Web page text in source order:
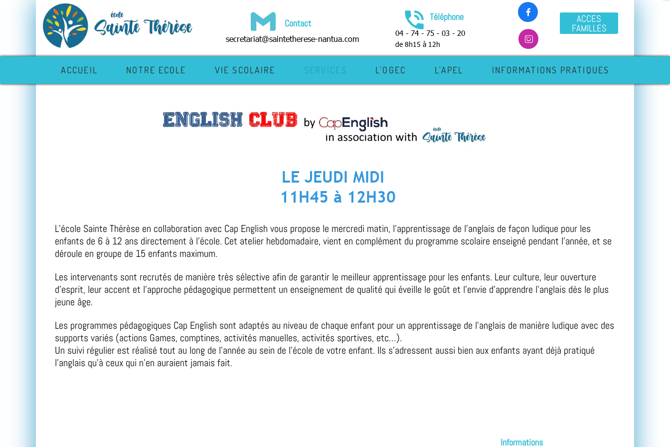
ACCUEIL NOTRE ECOLE VIE SCOLAIRE SERVICES L'OGEC L'APEL INFORMATIONS PRATIQUES
Contact
secretariat@saintetherese-nantua.com
phone_in_talk Téléphone
04 - 74 - 75 - 03 - 20
de 8h15 à 12h
Informations


ACCES
FAMILLES
LE JEUDI MIDI
11H45 à 12H30
L’école Sainte Thérèse en collaboration avec Cap English vous propose le mercredi matin, l’apprentissage de l’anglais de façon ludique pour les
enfants de 6 à 12 ans directement à l’école. Cet atelier hebdomadaire, vient en complément du programme scolaire enseigné pendant l’année, et se
déroule en groupe de 15 enfants maximum.
Les intervenants sont recrutés de manière très sélective afin de garantir le meilleur apprentissage pour les enfants. Leur culture, leur ouverture
d’esprit, leur accent et l’approche pédagogique permettent un enseignement de qualité qui éveille le goût et l'envie d'apprendre l’anglais dès le plus
jeune âge.
Les programmes pédagogiques Cap English sont adaptés au niveau de chaque enfant pour un apprentissage de l’anglais de manière ludique avec des
supports variés (actions Games, comptines, activités manuelles, activités sportives, etc…).
Un suivi régulier est réalisé tout au long de l’année au sein de l’école de votre enfant. Ils s’adressent aussi bien aux enfants ayant déjà pratiqué
l’anglais qu’à ceux qui n’en auraient jamais fait.